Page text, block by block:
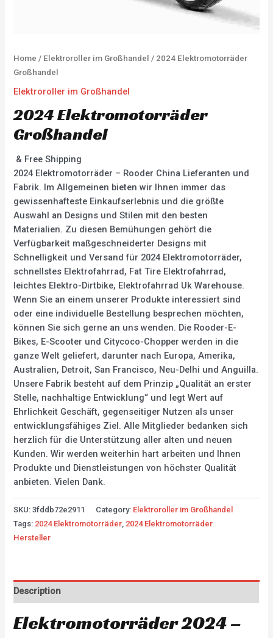
Home / Elektroroller im Großhandel / 2024 Elektromotorräder
Großhandel
Elektroroller im Großhandel
2024 Elektromotorräder
Großhandel
& Free Shipping
2024 Elektromotorräder – Rooder China Lieferanten und
Fabrik. Im Allgemeinen bieten wir Ihnen immer das
gewissenhafteste Einkaufserlebnis und die größte
Auswahl an Designs und Stilen mit den besten
Materialien. Zu diesen Bemühungen gehört die
Verfügbarkeit maßgeschneiderter Designs mit
Schnelligkeit und Versand für 2024 Elektromotorräder,
schnellstes Elektrofahrrad, Fat Tire Elektrofahrrad,
leichtes Elektro-Dirtbike, Elektrofahrrad Uk Warehouse.
Wenn Sie an einem unserer Produkte interessiert sind
oder eine individuelle Bestellung besprechen möchten,
können Sie sich gerne an uns wenden. Die Rooder-E-
Bikes, E-Scooter und Citycoco-Chopper werden in die
ganze Welt geliefert, darunter nach Europa, Amerika,
Australien, Detroit, San Francisco, Neu-Delhi und Anguilla.
Unsere Fabrik besteht auf dem Prinzip „Qualität an erster
Stelle, nachhaltige Entwicklung“ und legt Wert auf
Ehrlichkeit Geschäft, gegenseitiger Nutzen als unser
entwicklungsfähiges Ziel. Alle Mitglieder bedanken sich
herzlich für die Unterstützung aller alten und neuen
Kunden. Wir werden weiterhin hart arbeiten und Ihnen
Produkte und Dienstleistungen von höchster Qualität
anbieten. Vielen Dank.
SKU:3fddb72e2911 Category: Elektroroller im Großhandel
Tags: 2024 Elektromotorräder 2024 Elektromotorräder
Hersteller
Description
Elektromotorräder 2024 –